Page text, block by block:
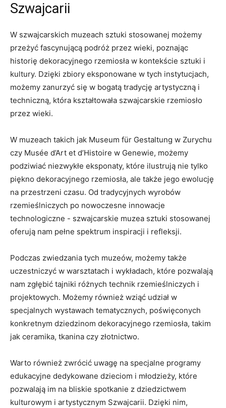
⁣Szwajcarii
W szwajcarskich muzeach sztuki stosowanej ⁤możemy
przeżyć fascynującą podróż przez ​wieki, poznając
historię ⁢dekoracyjnego rzemiosła w kontekście sztuki i
kultury. Dzięki zbiory eksponowane ‍w tych instytucjach,
możemy zanurzyć⁤ się w⁢ bogatą tradycję⁤ artystyczną ⁣i⁤
techniczną, która kształtowała szwajcarskie ‌rzemiosło
przez wieki.
W muzeach takich jak Museum für Gestaltung w‍ Zurychu
czy Musée⁢ d’Art et d’Histoire w ⁢Genewie, ⁢możemy
podziwiać ‍niezwykłe ⁢eksponaty, ‌które ilustrują⁣ nie tylko
piękno dekoracyjnego rzemiosła, ale także jego ewolucję
na przestrzeni czasu. ‌Od tradycyjnych wyrobów
rzemieślniczych po⁣ nowoczesne innowacje
technologiczne‌ -⁢ szwajcarskie muzea⁤ sztuki‍ stosowanej
oferują nam pełne ​spektrum inspiracji i​ refleksji.
Podczas zwiedzania⁢ tych muzeów,‌ możemy także
uczestniczyć w warsztatach i wykładach, które ‍pozwalają
nam zgłębić ‌tajniki różnych technik⁣ rzemieślniczych ⁣i
projektowych. Możemy⁣ również​ wziąć udział w
specjalnych wystawach ‌tematycznych, poświęconych
konkretnym dziedzinom ‍dekoracyjnego rzemiosła, takim
⁣jak ceramika,⁢ tkanina czy złotnictwo.
Warto​ również zwrócić uwagę na ​specjalne programy
edukacyjne dedykowane dzieciom i‌ młodzieży, które
pozwalają ⁣im na bliskie spotkanie z ​dziedzictwem
kulturowym i artystycznym Szwajcarii.⁤ Dzięki‍ nim,